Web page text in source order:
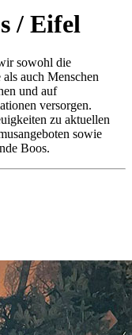
/ Eifel
sowohl die
auch Menschen
und auf
versorgen.
zu aktuellen
sowie
Boos.